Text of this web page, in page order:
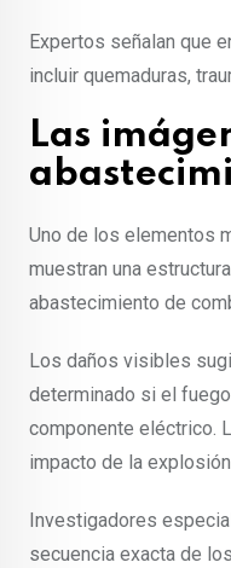
Expertos señalan que
incluir quemaduras,
Las
Uno de los elementos
muestran una
abastecimiento de
Los daños visibles
determinado si el
componente eléctrico.
impacto de la
Investigadores
secuencia exacta de